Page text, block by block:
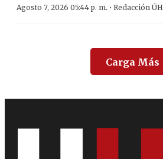
Agosto 7, 2026 05:44 p. m. · Redacción ÚH
Carga Más